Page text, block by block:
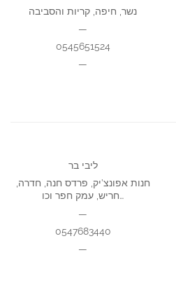
נשר, חיפה, קריות והסביבה
—
0545651524
—
ליבי בר
חנות אפונצ’יק, פרדס חנה, חדרה,
חריש, עמק חפר וכו…
—
0547683440
—